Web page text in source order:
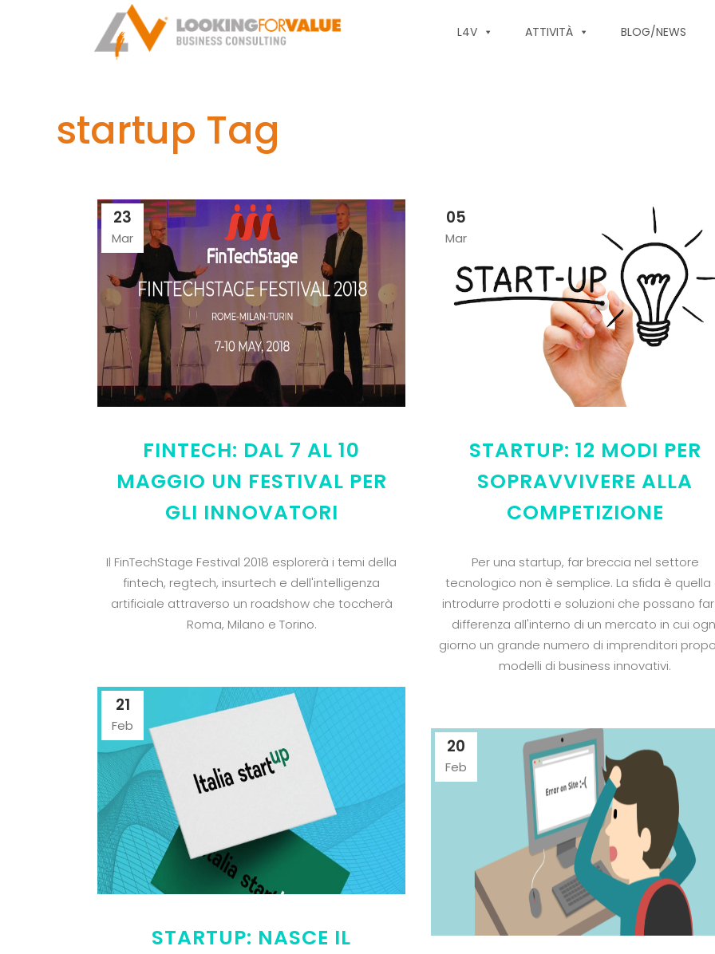
L4V ATTIVITÀ BLOG/NEWS
startup Tag
23
Mar
FINTECH: DAL 7 AL 10
MAGGIO UN FESTIVAL PER
GLI INNOVATORI
Il FinTechStage Festival 2018 esplorerà i temi della
fintech, regtech, insurtech e dell'intelligenza
artificiale attraverso un roadshow che toccherà
Roma, Milano e Torino.
05
Mar
STARTUP: 12 MODI PER
SOPRAVVIVERE ALLA
COMPETIZIONE
Per una startup, far breccia nel settore
tecnologico non è semplice. La sfida è quella
introdurre prodotti e soluzioni che possano
differenza all'interno di un mercato in cui
giorno un grande numero di imprenditori
modelli di business innovativi.
21
Feb
STARTUP: NASCE IL
20
Feb